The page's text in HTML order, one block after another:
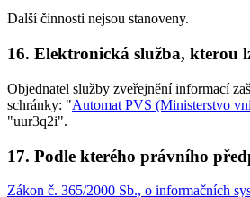
Další činnosti nejsou stanoveny.
16. Elektronická služba, kterou
Objednatel služby zveřejnění informací
schránky: "Automat PVS (Ministerstvo
"uur3q2i".
17. Podle kterého právního
Zákon č. 365/2000 Sb., o informačních